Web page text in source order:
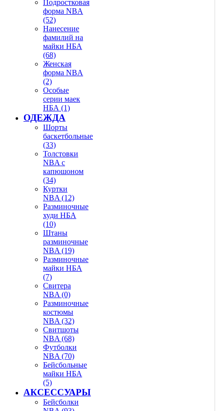
Подростковая
форма NBA
(52)
Нанесение
фамилий на
майки НБА
(68)
Женская
форма NBA
(2)
Особые
серии маек
НБА (1)
ОДЕЖДА
Шорты
баскетбольные
(33)
Толстовки
NBA с
капюшоном
(34)
Куртки
NBA (12)
Разминочные
худи НБА
(10)
Штаны
разминочные
NBA (19)
Разминочные
майки НБА
(7)
Свитера
NBA (0)
Разминочные
костюмы
NBA (32)
Свитшоты
NBA (68)
Футболки
NBA (70)
Бейсбольные
майки НБА
(5)
АКСЕССУАРЫ
Бейсболки